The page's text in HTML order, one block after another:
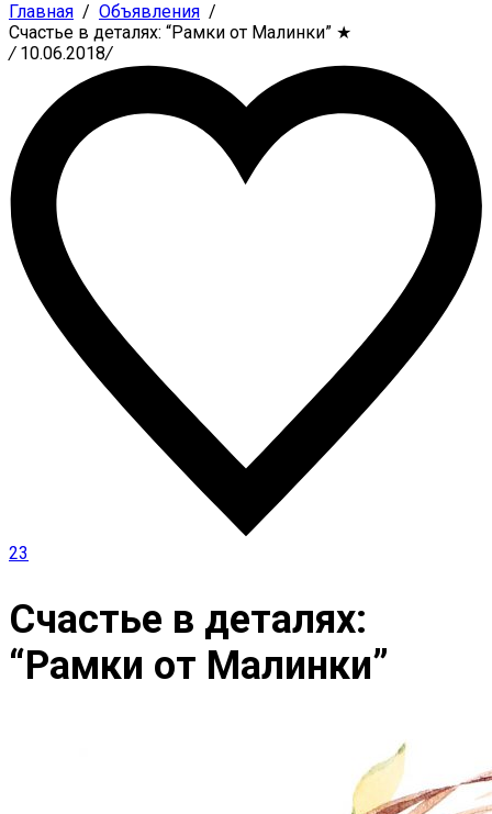
Главная
Объявления
Счастье в деталях: “Рамки от Малинки” ★
/ 10.06.2018/
23
Счастье в деталях:
“Рамки от Малинки”